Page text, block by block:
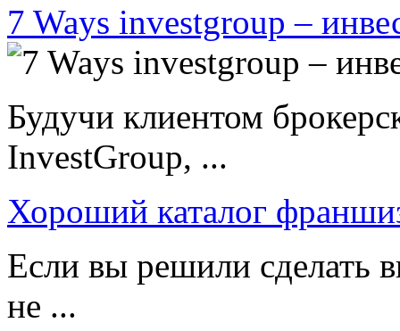
7 Ways investgroup –
Будучи клиентом
InvestGroup, ...
Хороший каталог
Если вы решили сделать
не ...